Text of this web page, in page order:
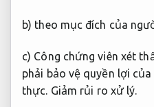
b) theo mục đích của
c) Công chứng viên xét
phải bảo vệ quyền lợi
thực. Giảm rủi ro xử lý.